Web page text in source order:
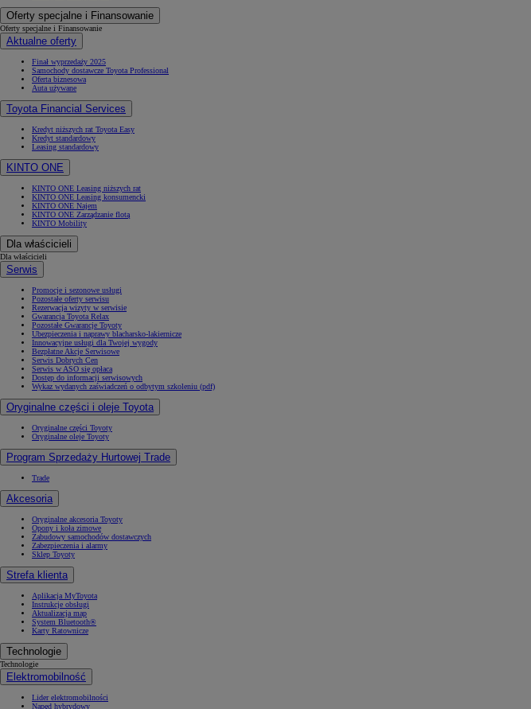
Oferty specjalne i Finansowanie
Oferty specjalne i Finansowanie
Aktualne oferty
Finał wyprzedaży 2025
Samochody dostawcze Toyota Professional
Oferta biznesowa
Auta używane
Toyota Financial Services
Kredyt niższych rat Toyota Easy
Kredyt standardowy
Leasing standardowy
KINTO ONE
KINTO ONE Leasing niższych rat
KINTO ONE Leasing konsumencki
KINTO ONE Najem
KINTO ONE Zarządzanie flotą
KINTO Mobility
Dla właścicieli
Dla właścicieli
Serwis
Promocje i sezonowe usługi
Pozostałe oferty serwisu
Rezerwacja wizyty w serwisie
Gwarancja Toyota Relax
Pozostałe Gwarancje Toyoty
Ubezpieczenia i naprawy blacharsko-lakiernicze
Innowacyjne usługi dla Twojej wygody
Bezpłatne Akcje Serwisowe
Serwis Dobrych Cen
Serwis w ASO się opłaca
Dostęp do informacji serwisowych
Wykaz wydanych zaświadczeń o odbytym szkoleniu (pdf)
Oryginalne części i oleje Toyota
Oryginalne części Toyoty
Oryginalne oleje Toyoty
Program Sprzedaży Hurtowej Trade
Trade
Akcesoria
Oryginalne akcesoria Toyoty
Opony i koła zimowe
Zabudowy samochodów dostawczych
Zabezpieczenia i alarmy
Sklep Toyoty
Strefa klienta
Aplikacja MyToyota
Instrukcje obsługi
Aktualizacja map
System Bluetooth®
Karty Ratownicze
Technologie
Technologie
Elektromobilność
Lider elektromobilności
Napęd hybrydowy